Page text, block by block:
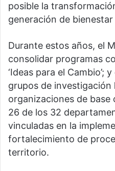
posible la
generación de bienestar
Durante estos años, el
consolidar programas
‘Ideas para el Cambio’;
grupos de investigación
organizaciones de base
26 de los 32
vinculadas en la
fortalecimiento de
territorio.